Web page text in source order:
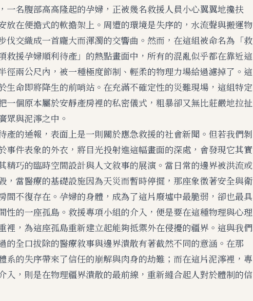
一名腹部高高隆起的孕婦，正被幾名救援人員小心翼翼地攙扶
放在便擔式的軟擔架上。周遭的環境是失序的，水流聲與搬運物
伐交織成一首龐大而渾濁的交響曲。然而，在這組被命名為「救
救援孕婦順利待產」的熱點畫面中，所有的混亂似乎都在靠近這
徑兩公尺內，被一種極度節制、輕柔的物理力場給過濾掉了。這
生命即將降生的前哨站。在充滿不確定性的災難現場，這組特定
一個原本屬於安靜產房裡的私密儀式，粗暴卻又無比莊嚴地拉扯
眾與泥濘之中。
產的通報，表面上是一則關於應急救援的社會新聞。但若我們剝
事件表象的外衣，將目光投射進這幅畫面的深處，會發現它其實
精巧的臨時空間設計與人文敘事的展演。當日常的邊界被洪流或
，當醫療的基礎設施因為天災而暫時停擺，那座象徵著安全與衛
間不復存在。孕婦的身體，成為了這片廢墟中最脆弱，卻也最具
性的一座孤島。救援專項小組的介入，便是要在這種物理與心理
裡，為這座孤島重新建立起能夠抵禦外在侵擾的疆界。這與我們
的全口拔除的醫療敘事與邊界潰散有著截然不同的意涵。在那
系的失序帶來了信任的崩解與肉身的劫難；而在這片泥濘裡，專
入，則是在物理疆界潰散的最前線，重新縫合起人對於體制的信